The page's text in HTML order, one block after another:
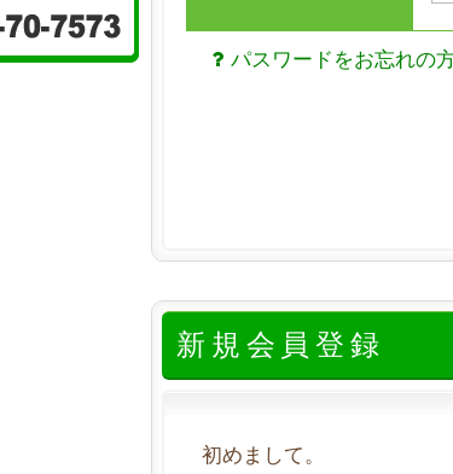
パスワードをお忘れの
新規会員登録
初めまして。